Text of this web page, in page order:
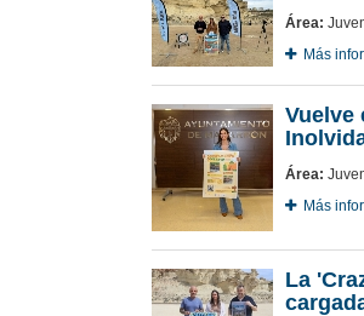
Área:
Más
Vuelve
Área:
Más
La